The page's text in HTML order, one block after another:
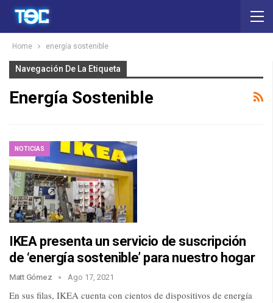
Home energía sostenible
Navegación De La Etiqueta
Energía Sostenible
NOTICIAS
IKEA presenta un servicio de suscripción
de ‘energía sostenible’ para nuestro hogar
Matt Gómez Ago 17, 2021
En sus filas, IKEA cuenta con cientos de dispositivos de energía